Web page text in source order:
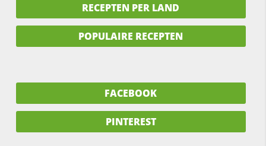
RECEPTEN PER LAND
POPULAIRE RECEPTEN
FACEBOOK
PINTEREST